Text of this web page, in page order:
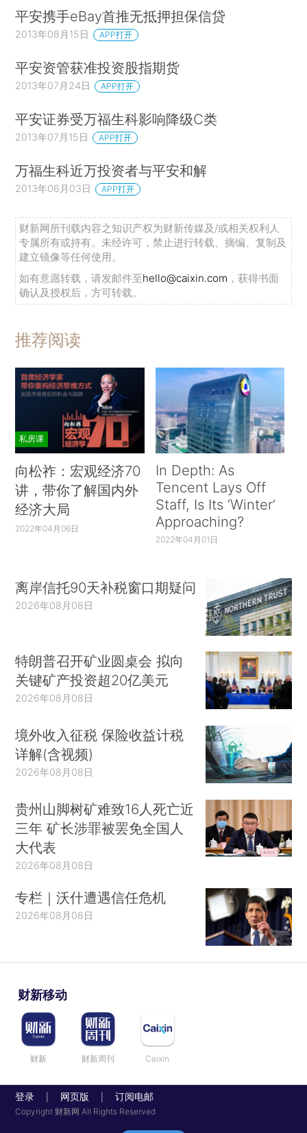
平安携手eBay首推无抵押担保信贷
2013年08月15日 APP打开
平安资管获准投资股指期货
2013年07月24日 APP打开
平安证券受万福生科影响降级C类
2013年07月15日 APP打开
万福生科近万投资者与平安和解
2013年06月03日 APP打开
财新网所刊载内容之知识产权为财新传媒及/或相关权利人
专属所有或持有。未经许可，禁止进行转载、摘编、复制及
建立镜像等任何使用。
如有意愿转载，请发邮件至hello@caixin.com ，获得书面
确认及授权后，方可转载。
推荐阅读
私房课
向松祚：宏观经济70
讲，带你了解国内外
经济大局
2022年04月06日
In Depth: As
Tencent Lays Off
Staff, Is Its ‘Winter’
Approaching?
2022年04月01日
离岸信托90天补税窗口期疑问
2026年08月08日
特朗普召开矿业圆桌会 拟向
关键矿产投资超20亿美元
2026年08月08日
境外收入征税 保险收益计税
详解(含视频)
2026年08月08日
贵州山脚树矿难致16人死亡近
三年 矿长涉罪被罢免全国人
大代表
2026年08月08日
专栏｜沃什遭遇信任危机
2026年08月08日
财新移动
财新 财新周刊 Caixin
登录 网页版 订阅电邮
Copyright 财新网 All Rights Reserved